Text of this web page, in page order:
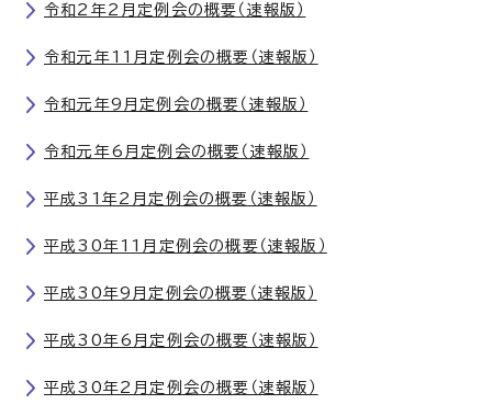
令和2年2月定例会の概要（速報版）
令和元年11月定例会の概要（速報版）
令和元年9月定例会の概要（速報版）
令和元年6月定例会の概要（速報版）
平成31年2月定例会の概要（速報版）
平成30年11月定例会の概要（速報版）
平成30年9月定例会の概要（速報版）
平成30年6月定例会の概要（速報版）
平成30年2月定例会の概要（速報版）